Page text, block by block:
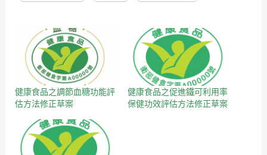
健康食品之調節血糖功能評
估方法修正草案
健康食品之促進鐵可利用率
保健功效評估方法修正草案